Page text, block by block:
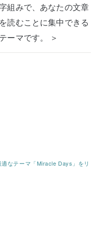
組みで、あなたの文章
読むことに集中できる
ーマです。 ＞
適なテーマ「Miracle Days」をリ